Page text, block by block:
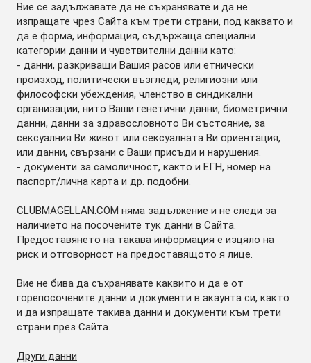
Вие се задължавате да не съхранявате и да не
изпращате чрез Сайта към трети страни, под каквато и
да е форма, информация, съдържаща специални
категории данни и чувствителни данни като:
- данни, разкриващи Вашия расов или етнически
произход, политически възгледи, религиозни или
философски убеждения, членство в синдикални
организации, нито Ваши генетични данни, биометрични
данни, данни за здравословното Ви състояние, за
сексуалния Ви живот или сексуалната Ви ориентация,
или данни, свързани с Ваши присъди и нарушения.
- документи за самоличност, както и ЕГН, номер на
паспорт/лична карта и др. подобни.
CLUBMAGELLAN.COM няма задължение и не следи за
наличието на посочените тук данни в Сайта.
Предоставянето на такава информация е изцяло на
риск и отговорност на предоставящото я лице.
Вие не бива да съхранявате каквито и да е от
горепосочените данни и документи в акаунта си, както
и да изпращате такива данни и документи към трети
страни през Сайта.
Други данни